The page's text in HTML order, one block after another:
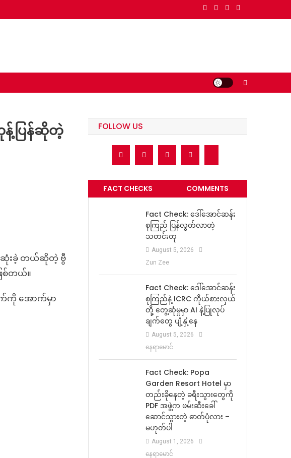
န့်ပြန်ဆိုတဲ့
ေဆုံးခဲ့ တယ်ဆိုတဲ့ ဗွီ
စ်တယ်။
က်ကို အောက်မှာ
FOLLOW US
FACT CHECKS COMMENTS
Fact Check: ဒေါ်အောင်ဆန်း
စုကြည် ပြန်လွတ်လာတဲ့
သတင်းတု
August 5, 2026
Zun Zee
Fact Check: ဒေါ်အောင်ဆန်း
စုကြည်နဲ့ ICRC ကိုယ်စားလှယ်
တို့ တွေ့ဆုံမှုမှာ AI နဲ့ပြုလုပ်
ချက်တွေ ပျံ့နှံ့နေ
August 5, 2026
နေရာမောင်
Fact Check: Popa
Garden Resort Hotel မှာ
တည်းခိုနေတဲ့ ခရီးသွားတွေကို
PDF အဖွဲ့က ဖမ်းဆီးခေါ်
ဆောင်သွားတဲ့ ဓာတ်ပုံလား –
မဟုတ်ပါ
August 1, 2026
နေရာမောင်